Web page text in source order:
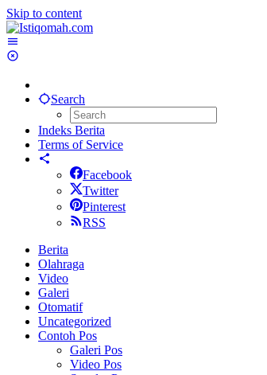
Skip to content
Search
Indeks Berita
Terms of Service
Facebook
Twitter
Pinterest
RSS
Berita
Olahraga
Video
Galeri
Otomatif
Uncategorized
Contoh Pos
Galeri Pos
Video Pos